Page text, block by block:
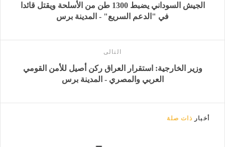
الجيش السوداني يضبط 1300 طن من الأسلحة ويقتل قائدا
في "الدعم السريع" - المدينة برس
التالى
وزير الخارجية: استقرار العراق ركن أصيل للأمن القومي
العربي والمصري - المدينة برس
أخبار ذات صلة